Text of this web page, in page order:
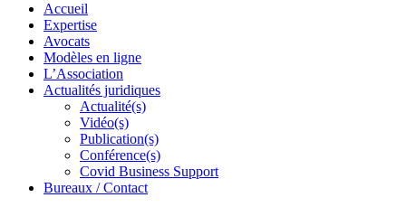
Accueil
Expertise
Avocats
Modèles en ligne
L’Association
Actualités juridiques
Actualité(s)
Vidéo(s)
Publication(s)
Conférence(s)
Covid Business Support
Bureaux / Contact